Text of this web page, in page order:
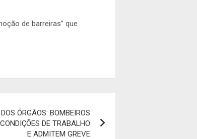
de barreiras” que
ÓRGÃOS: BOMBEIROS
DE TRABALHO
E ADMITEM GREVE